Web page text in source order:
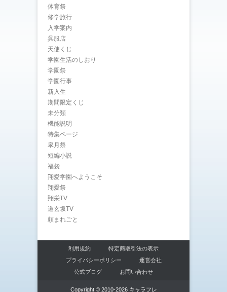
体育祭
修学旅行
入学案内
呉服店
天使くじ
学園生活のしおり
学園祭
学園行事
新入生
期間限定くじ
未分類
機能説明
特集ページ
皐月祭
短編小説
福袋
翔愛学園へようこそ
翔愛祭
翔栄TV
道玄坂TV
頼まれごと
利用規約
特定商取引法の表示
プライバシーポリシー
運営会社
公式ブログ
お問い合わせ
Copyright © 2010-2026 キャラフレ